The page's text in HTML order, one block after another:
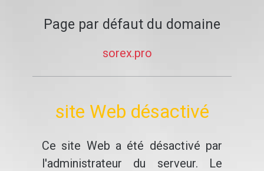
Page par défaut du domaine
sorex.pro
site Web désactivé
Ce site Web a été désactivé par
l'administrateur du serveur. Le